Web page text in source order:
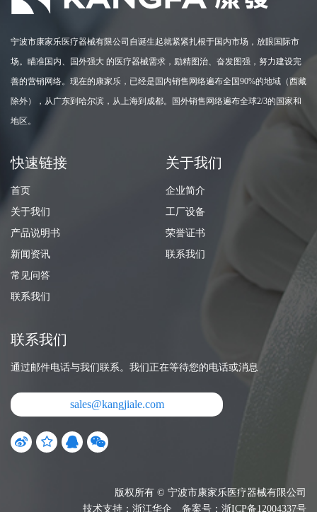
宁波市康家乐医疗器械有限公司自诞生起就紧紧扎根于国内市场，放眼国际市
场。瞄准国内、国外强大 的医疗器械需求，励精图治、奋发图强，努力建设完
善的营销网络。现在的康家乐，已经是国内销售网络遍布全国90%的地域（西藏
除外），从广东到哈尔滨，从上海到成都。国外销售网络遍布全球2/3的国家和
地区。
快速链接
首页
关于我们
产品说明书
新闻资讯
常见问答
联系我们
关于我们
企业简介
工厂设备
荣誉证书
联系我们
联系我们
通过邮件电话与我们联系。我们正在等待您的电话或消息
sales@kangjiale.com
版权所有 © 宁波市康家乐医疗器械有限公司
技术支持： 浙江华企 备案号： 浙ICP备12004337号